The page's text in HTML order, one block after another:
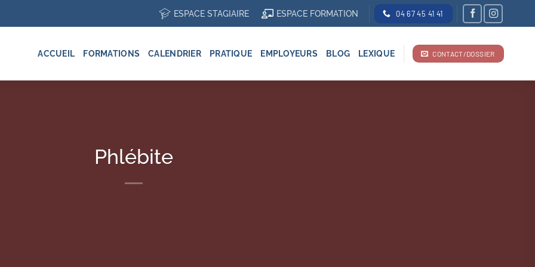
ESPACE STAGIAIRE ESPACE FORMATION 04 67 45 41 41
ACCUEIL FORMATIONS CALENDRIER PRATIQUE EMPLOYEURS BLOG LEXIQUE CONTACT/DOSSIER
Phlébite